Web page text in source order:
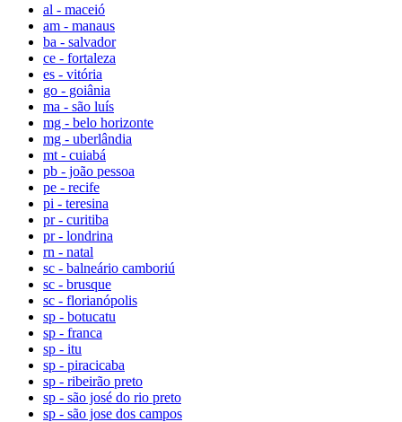
al - maceió
am - manaus
ba - salvador
ce - fortaleza
es - vitória
go - goiânia
ma - são luís
mg - belo horizonte
mg - uberlândia
mt - cuiabá
pb - joão pessoa
pe - recife
pi - teresina
pr - curitiba
pr - londrina
rn - natal
sc - balneário camboriú
sc - brusque
sc - florianópolis
sp - botucatu
sp - franca
sp - itu
sp - piracicaba
sp - ribeirão preto
sp - são josé do rio preto
sp - são jose dos campos